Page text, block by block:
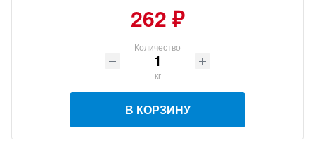
262 ₽
Количество
кг
В КОРЗИНУ